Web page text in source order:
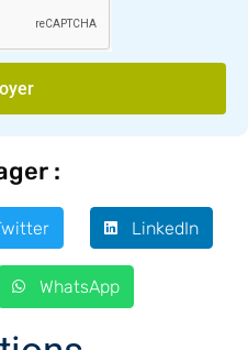
:
LinkedIn
WhatsApp